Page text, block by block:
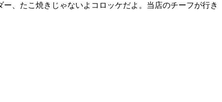
、たこ焼きじゃないよコロッケだよ。当店のチーフが行き